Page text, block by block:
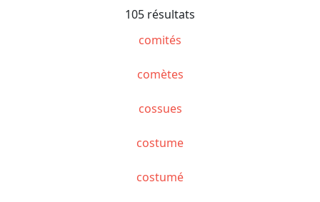
105 résultats
comités
comètes
cossues
costume
costumé